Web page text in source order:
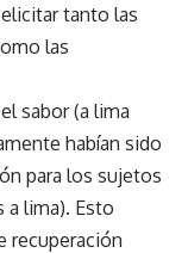
tanto las
las
sabor (a lima
habían sido
para los sujetos
a lima). Esto
recuperación